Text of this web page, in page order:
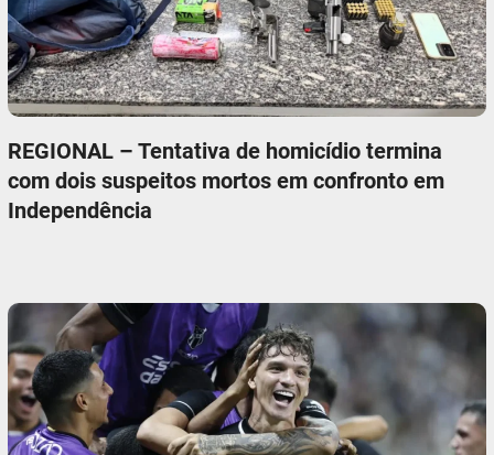
REGIONAL – Tentativa de homicídio termina
com dois suspeitos mortos em confronto em
Independência